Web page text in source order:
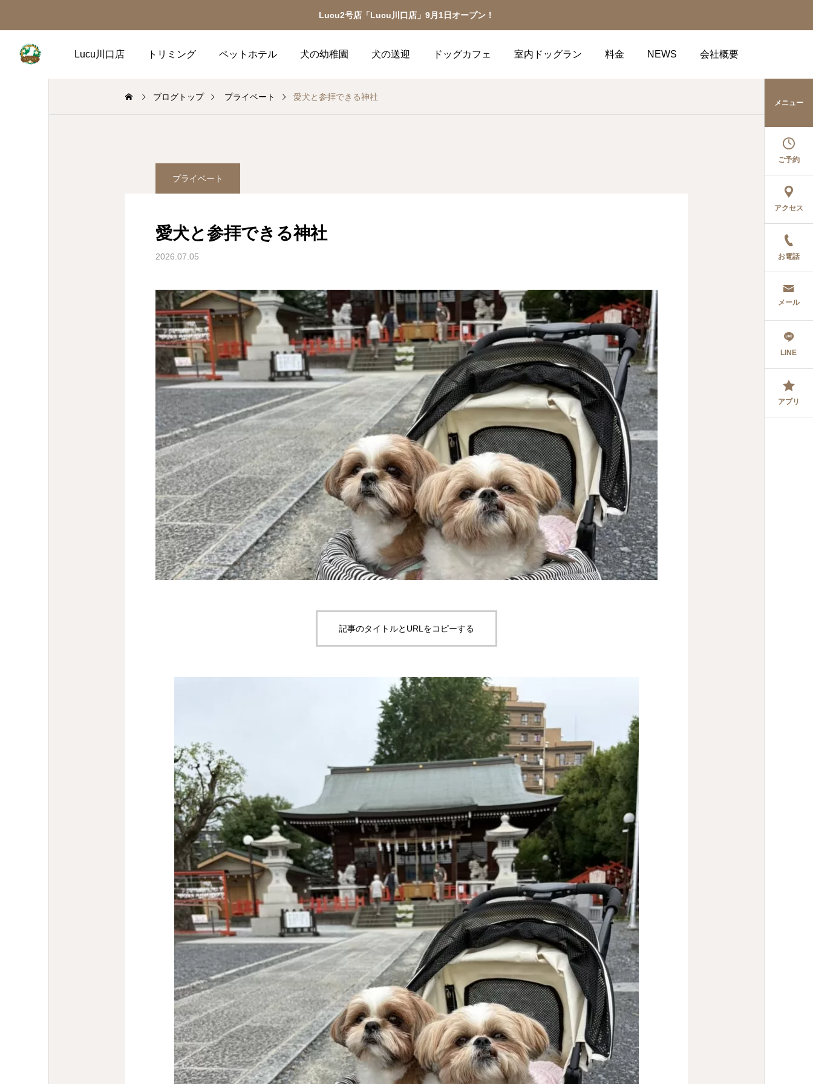
Lucu2号店「Lucu川口店」9月1日オープン！
Lucu川口店 トリミング ペットホテル 犬の幼稚園 犬の送迎 ドッグカフェ 室内ドッグラン 料金 NEWS 会社概要
メニュー
ご予約
アクセス
お電話
メール
LINE
アプリ
ブログトップ プライベート 愛犬と参拝できる神社
プライベート
愛犬と参拝できる神社
2026.07.05
記事のタイトルとURLをコピーする